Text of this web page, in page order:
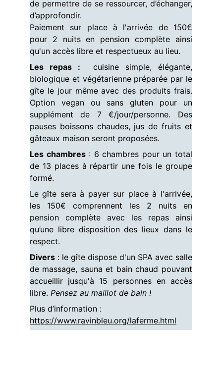
de permettre de se ressourcer, d’échanger,
d’approfondir.
Paiement sur place à l'arrivée de 150€
pour 2 nuits en pension complète ainsi
qu'un accès libre et respectueux au lieu.
Les repas :
cuisine simple, élégante,
biologique et végétarienne préparée par le
gîte le jour même avec des produits frais.
Option vegan ou sans gluten pour un
supplément de 7 €/jour/personne. Des
pauses boissons chaudes, jus de fruits et
gâteaux maison seront proposées.
Les chambres: 6 chambres pour un total
de 13 places à répartir une fois le groupe
formé.
Le gîte sera à payer sur place à l'arrivée,
les 150€ comprennent les 2 nuits en
pension complète avec les repas ainsi
qu’une libre disposition des lieux dans le
respect.
Divers : le gîte dispose d'un SPA avec salle
de massage, sauna et bain chaud pouvant
accueillir jusqu'à 15 personnes en accès
libre. Pensez au maillot de bain !
Plus d’information :
https://www.ravinbleu.org/laferme.html